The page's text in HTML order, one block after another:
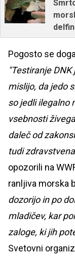
Pogosto se
"Testiranje
mislijo, da jedo
so jedli ilegalno
vsebnosti
daleč od
tudi
opozorili na
ranljiva morska
dozorijo in po
mladičev, kar
zaloge, ki jih
Svetovni